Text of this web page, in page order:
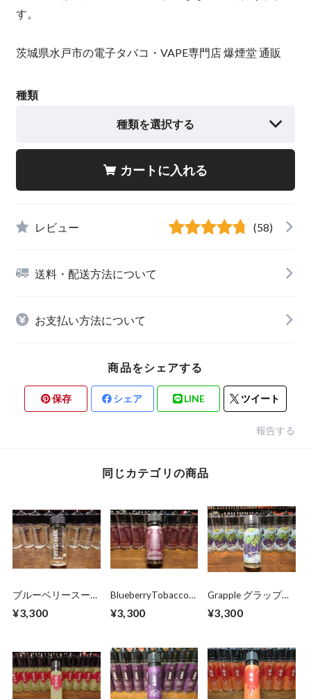
す。
茨城県水戸市の電子タバコ・VAPE専門店 爆煙堂 通販
種類
種類を選択する
カートに入れる
レビュー (58)
送料・配送方法について
お支払い方法について
商品をシェアする
保存 シェア LINE ツイート
報告する
同じカテゴリの商品
ブルーベリースーパ
BLUEBERRY
ン0mg
¥3,300
BlueberryTobacco
100ml/0mg ニコチ
¥3,300
Grapple グラップル
ミックス
¥3,300